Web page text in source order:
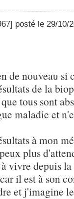
posté le 29/10/
de nouveau si
de la
tous sont
maladie et
à mon
plus
vivre depuis
il est à son
et j'imagine